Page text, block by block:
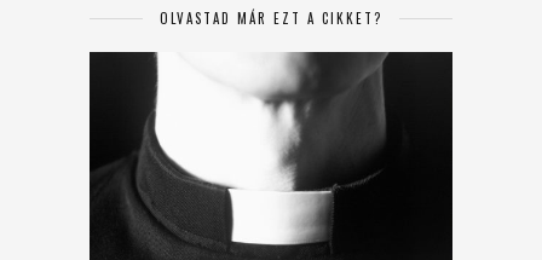
OLVASTAD MÁR EZT A CIKKET?